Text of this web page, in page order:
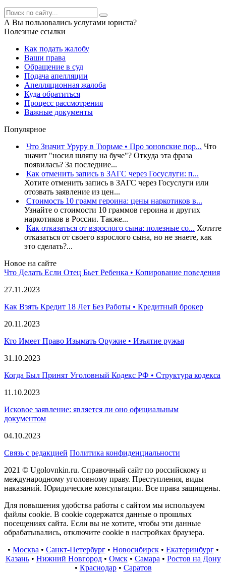
А Вы пользовались услугами юриста?
Полезные ссылки
Как подать жалобу
Ваши права
Обращение в суд
Подача апелляции
Апелляционная жалоба
Куда обратиться
Процесс рассмотрения
Важные документы
Популярное
Что Значит Уруру в Тюрьме • Про зоновские пор... Что
значит "носил шляпу на буче"? Откуда эта фраза
появилась? За последние...
Как отменить запись в ЗАГС через Госуслуги: п...
Хотите отменить запись в ЗАГС через Госуслуги или
отозвать заявление из цен...
Стоимость 10 грамм героина: цены наркотиков в...
Узнайте о стоимости 10 граммов героина и других
наркотиков в России. Также...
Как отказаться от взрослого сына: полезные со... Хотите
отказаться от своего взрослого сына, но не знаете, как
это сделать?...
Новое на сайте
Что Делать Если Отец Бьет Ребенка • Копирование поведения
27.11.2023
Как Взять Кредит 18 Лет Без Работы • Кредитный брокер
20.11.2023
Кто Имеет Право Изымать Оружие • Изъятие ружья
31.10.2023
Когда Был Принят Уголовный Кодекс РФ • Структура кодекса
11.10.2023
Исковое заявление: является ли оно официальным
документом
04.10.2023
Связь с редакцией Политика конфиденциальности
2021 © Ugolovnkin.ru. Справочный сайт по российскому и
международному уголовному праву. Преступления, виды
наказаний. Юридические консультации. Все права защищены.
Для повышения удобства работы с сайтом мы используем
файлы cookie. В cookie содержатся данные о прошлых
посещениях сайта. Если вы не хотите, чтобы эти данные
обрабатывались, отключите cookie в настройках браузера.
• Москва • Санкт-Петербург• Новосибирск• Екатеринбург•
Казань• Нижний Новгород• Омск• Самара • Ростов на Дону
• Краснодар• Саратов